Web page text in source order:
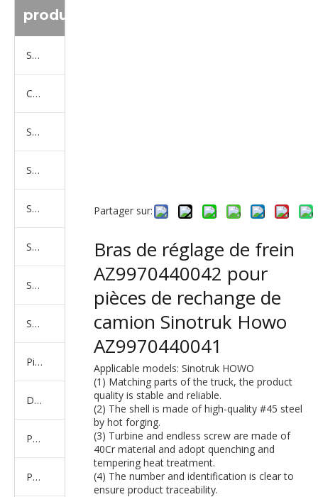
produit
Série de camions Sinotruk
Camion Shacman Série
Série de camions SAIC-lveco Hongyan
Série de camions Foton Auman
Série de camions FAW Jiefang
Série de camions Dongfeng
Série de camions North Benz Beiben
Série de camions américains, européens et japonais
Pièces de rechange de machines d'ingénierie de camion minier
D'autres séries de camions
Produits d'essieux
Produits de support de châssis
Partager sur:
Bras de réglage de frein
AZ9970440042 pour
pièces de rechange de
camion Sinotruk Howo
AZ9970440041
Applicable models: Sinotruk HOWO
(1) Matching parts of the truck, the product
quality is stable and reliable.
(2) The shell is made of high-quality #45 steel
by hot forging.
(3) Turbine and endless screw are made of
40Cr material and adopt quenching and
tempering heat treatment.
(4) The number and identification is clear to
ensure product traceability.